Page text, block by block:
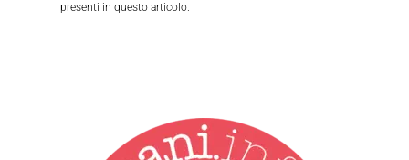
presenti in questo articolo.